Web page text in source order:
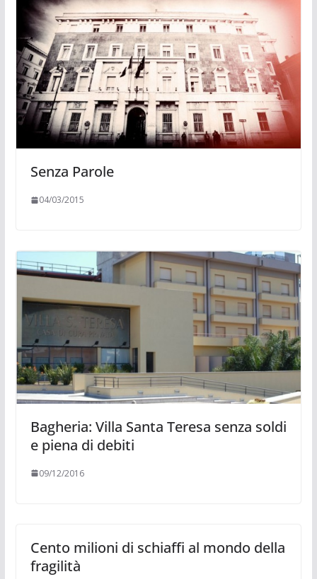
Senza Parole
04/03/2015
Bagheria: Villa Santa Teresa senza soldi
e piena di debiti
09/12/2016
Cento milioni di schiaffi al mondo della
fragilità